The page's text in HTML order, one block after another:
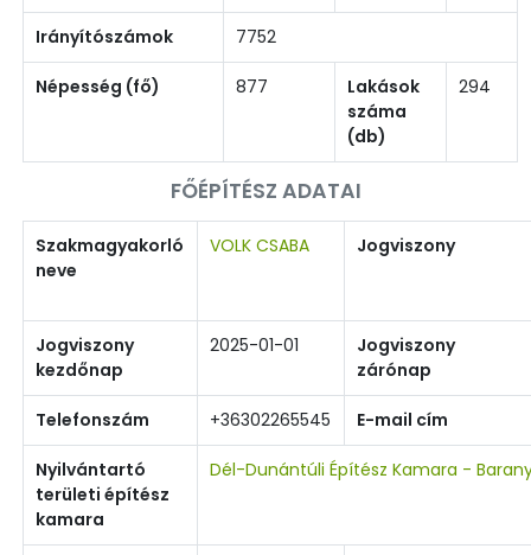
Irányítószámok 7752
Népesség (fő) 877
Lakások
száma
(db)
294
FŐÉPÍTÉSZ ADATAI
Szakmagyakorló
neve
VOLK CSABA Jogviszony
Jogviszony
kezdőnap
2025-01-01
Jogviszony
zárónap
Telefonszám +36302265545 E-mail cím
Nyilvántartó
területi építész
kamara
Dél-Dunántúli Építész Kamara -